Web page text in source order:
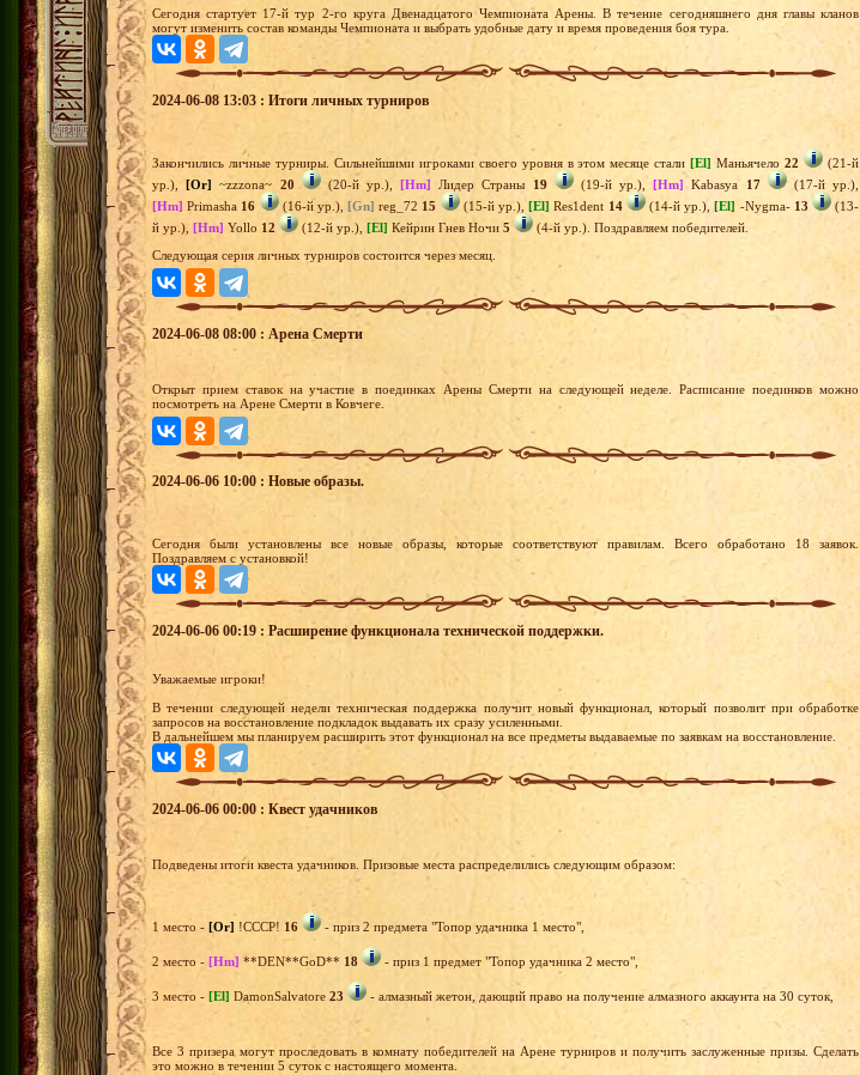
Сегодня стартует 17-й тур 2-го круга Двенадцатого Чемпионата Арены. В течение сегодняшнего дня главы кланов
могут изменить состав команды Чемпионата и выбрать удобные дату и время проведения боя тура.
2024-06-08 13:03 : Итоги личных турниров
Закончились личные турниры. Сильнейшими игроками своего уровня в этом месяце стали[El] Маньячело22
(21-й
ур.),[Or] ~zzzona~ 20 (20-й ур.),[Hm] Лидер Страны 19 (19-й ур.),[Hm] Kabasya 17
(17-й ур.),
[Hm] Primasha 16 (16-й ур.),[Gn] reg_72 15 (15-й ур.),[El] Res1dent 14 (14-й ур.),[El] -Nygma- 13
(13-
й ур.), [Hm] Yollo 12 (12-й ур.), [El] Кейрин Гнев Ночи 5
(4-й ур.). Поздравляем победителей.
Следующая серия личных турниров состоится через месяц.
2024-06-08 08:00 : Арена Смерти
Открыт прием ставок на участие в поединках Арены Смерти на следующей неделе. Расписание поединков можно
посмотреть на Арене Смерти в Ковчеге.
2024-06-06 10:00 : Новые образы.
Сегодня были установлены все новые образы, которые соответствуют правилам. Всего обработано 18 заявок.
Поздравляем с установкой!
2024-06-06 00:19 : Расширение функционала технической поддержки.
Уважаемые игроки!
В течении следующей недели техническая поддержка получит новый функционал, который позволит при обработке
запросов на восстановление подкладок выдавать их сразу усиленными.
В дальнейшем мы планируем расширить этот функционал на все предметы выдаваемые по заявкам на восстановление.
2024-06-06 00:00 : Квест удачников
Подведены итоги квеста удачников. Призовые места распределились следующим образом:
1 место - [Or] !СССР! 16 - приз 2 предмета "Топор удачника 1 место",
2 место - [Hm] **DEN**GoD** 18 - приз 1 предмет "Топор удачника 2 место",
3 место - [El] DamonSalvatore 23 - алмазный жетон, дающий право на получение алмазного аккаунта на 30 суток,
Все 3 призера могут проследовать в комнату победителей на Арене турниров и получить заслуженные призы. Сделать
это можно в течении 5 суток с настоящего момента.